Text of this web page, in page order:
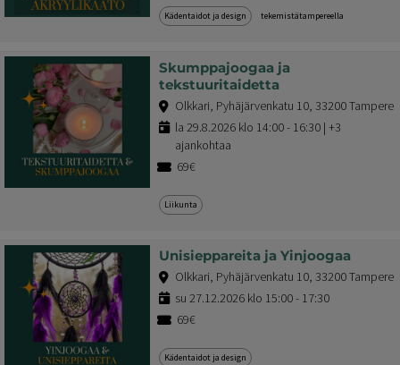
Kädentaidot ja design tekemistätampereella
Skumppajoogaa ja
tekstuuritaidetta
Olkkari, Pyhäjärvenkatu 10, 33200 Tampere
la 29.8.2026 klo 14:00 - 16:30 | +3
ajankohtaa
69€
Liikunta
Unisieppareita ja Yinjoogaa
Olkkari, Pyhäjärvenkatu 10, 33200 Tampere
su 27.12.2026 klo 15:00 - 17:30
69€
Kädentaidot ja design